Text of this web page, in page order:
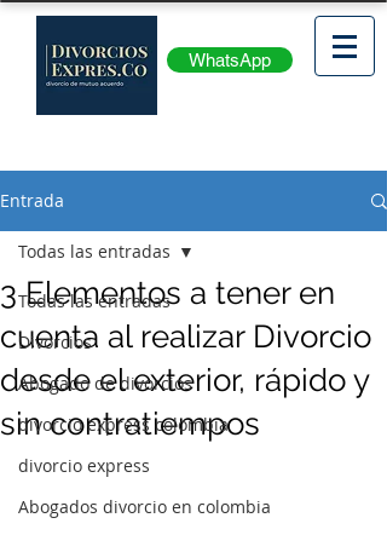
WhatsApp
Entrada
Todas las entradas
Divorcios
Abogado de divorcios
divorcio express colombia
divorcio express
Abogados divorcio en colombia
Todas las entradas
3 Elementos a tener en
cuenta al realizar Divorcio
desde el exterior, rápido y
sin contratiempos